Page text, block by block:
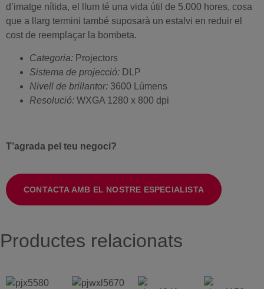
d’imatge nítida, el llum té una vida útil de 5.000 hores, cosa
que a llarg termini també suposarà un estalvi en reduir el
cost de reemplaçar la bombeta.
Categoria: Projectors
Sistema de projecció: DLP
Nivell de brillantor: 3600 Lúmens
Resolució: WXGA 1280 x 800 dpi
T’agrada pel teu negoci?
CONTACTA AMB EL NOSTRE ESPECIALISTA
Productes relacionats